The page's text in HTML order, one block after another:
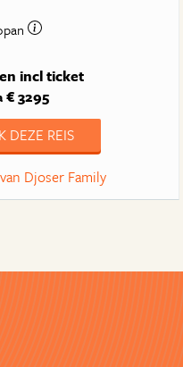
incl ticket
€ 3295
DEZE REIS
Djoser Family